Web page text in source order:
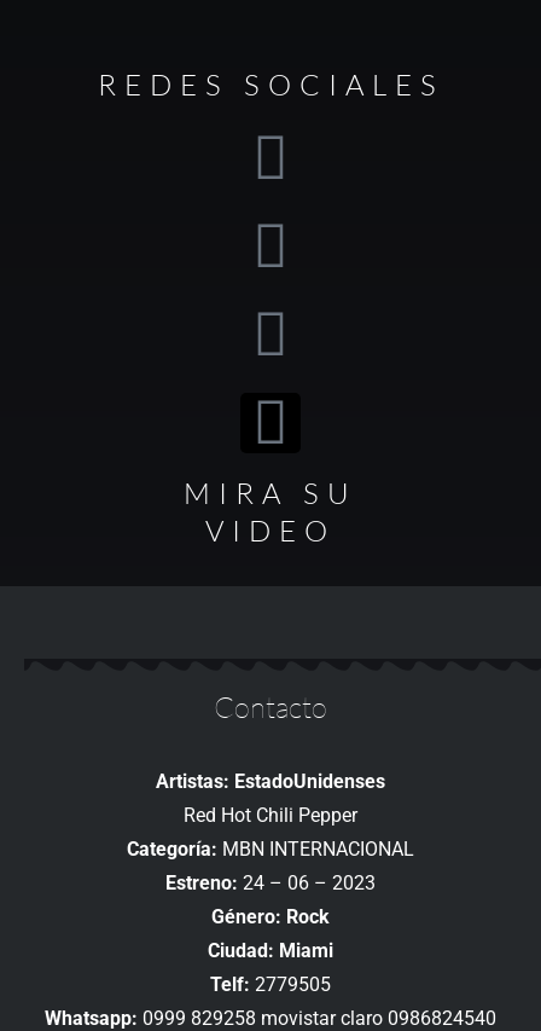
REDES SOCIALES
MIRA SU
VIDEO
Contacto
Artistas: EstadoUnidenses
Red Hot Chili Pepper
Categoría: MBN INTERNACIONAL
Estreno: 24 – 06 – 2023
Género: Rock
Ciudad: Miami
Telf: 2779505
Whatsapp: 0999 829258 movistar claro 0986824540